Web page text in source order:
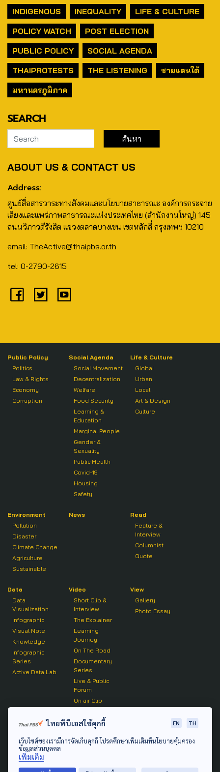
INDIGENOUS
INEQUALITY
LIFE & CULTURE
POLICY WATCH
POST ELECTION
PUBLIC POLICY
SOCIAL AGENDA
THAIPROTESTS
THE LISTENING
ชายแดนใต้
มหานครภูมิภาค
SEARCH
ABOUT US & CONTACT US
Address:
ศูนย์สื่อสารวาระทางสังคมและนโยบายสาธารณะ องค์การกระจาย
เสียงและแพร่ภาพสาธารณะแห่งประเทศไทย (สำนักงานใหญ่) 145
ถนนวิภาวดีรังสิต แขวงตลาดบางเขน เขตหลักสี่ กรุงเทพฯ 10210
email: TheActive@thaipbs.or.th
tel: 0-2790-2615
Public Policy
Politics
Law & Rights
Economy
Corruption
Social Agenda
Social Movement
Decentralization
Welfare
Food Security
Learning &
Education
Marginal People
Gender &
Sexuality
Public Health
Covid-19
Housing
Safety
Life & Culture
Global
Urban
Local
Art & Design
Culture
Environment
Pollution
Disaster
Climate Change
Agriculture
Sustainable
News
Read
Feature &
Interview
Columnist
Quote
Data
Data
Visualization
Infographic
Visual Note
Knowledge
Infographic
Series
Active Data Lab
Video
Short Clip &
Interview
The Explainer
Learning
Journey
On The Road
Documentary
Series
Live & Public
Forum
On air Clip
View
Gallery
Photo Essay
Podcast
Active Talk
ไทยพีบีเอสใช้คุกกี้ EN TH
เว็บไซต์ของเรามีการจัดเก็บคุกกี้ โปรดศึกษาเพิ่มเติมที่นโยบายคุ้มครอง
ข้อมูลส่วนบุคคล
เพิ่มเติม